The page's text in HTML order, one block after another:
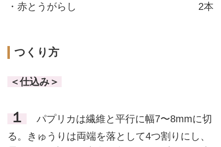
・赤とうがらし 2本
つくり方
＜仕込み＞
１
パプリカは繊維と平行に幅7〜8mmに切
る。きゅうりは両端を落として4つ割りにし、